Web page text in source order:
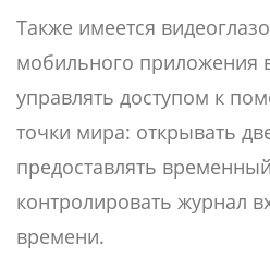
Также имеется
мобильного приложения
управлять доступом к
точки мира: открывать
предоставлять
контролировать журнал
времени.